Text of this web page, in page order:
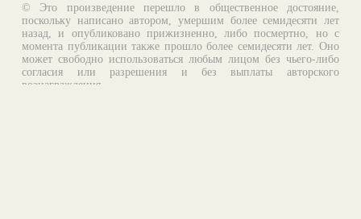
© Это произведение перешло в общественное достояние,
поскольку написано автором, умершим более семидесяти лет
назад, и опубликовано прижизненно, либо посмертно, но с
момента публикации также прошло более семидесяти лет. Оно
может свободно использоваться любым лицом без чьего-либо
согласия или разрешения и без выплаты авторского
вознаграждения.